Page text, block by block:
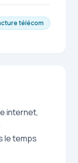
télécom
internet,
le temps